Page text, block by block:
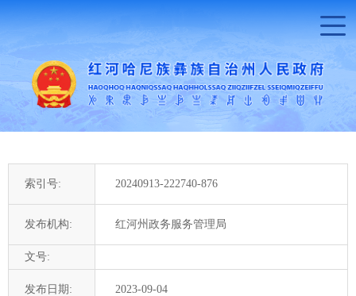
索引号: 20240913-222740-876
发布机构: 红河州政务服务管理局
文号:
发布日期: 2023-09-04